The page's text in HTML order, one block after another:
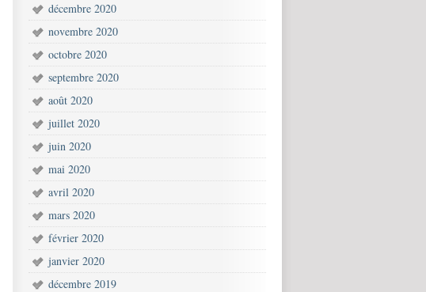
décembre 2020
novembre 2020
octobre 2020
septembre 2020
août 2020
juillet 2020
juin 2020
mai 2020
avril 2020
mars 2020
février 2020
janvier 2020
décembre 2019